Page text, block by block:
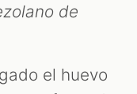
de
el huevo